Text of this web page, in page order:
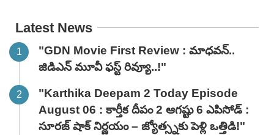
Latest News
"GDN Movie First Review : మాధవన్..
జిడిఎన్ మూవీ ఫ‌స్ట్ రివ్యూ..!"
"Karthika Deepam 2 Today Episode
August 06 : కార్తీక దీపం 2 ఆగష్టు 6 ఎపిసోడ్ :
సూరజ్ షాక్ నిర్ణయం – జ్యోత్స్నకు పెళ్లి ఒత్తిడి!"